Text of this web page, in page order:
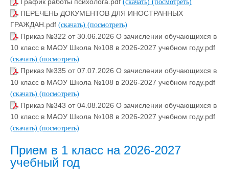
(скачать) (посмотреть)
ПЕРЕЧЕНЬ ДОКУМЕНТОВ ДЛЯ ИНОСТРАННЫХ
ГРАЖДАН.pdf (скачать) (посмотреть)
Приказ №322 от 30.06.2026 О зачислении обучающихся в
10 класс в МАОУ Школа №108 в 2026-2027 учебном году.pdf
(скачать) (посмотреть)
Приказ №335 от 07.07.2026 О зачислении обучающихся в
10 класс в МАОУ Школа №108 в 2026-2027 учебном году.pdf
(скачать) (посмотреть)
Приказ №343 от 04.08.2026 О зачислении обучающихся в
10 класс в МАОУ Школа №108 в 2026-2027 учебном году.pdf
(скачать) (посмотреть)
Прием в 1 класс на 2026-2027
учебный год